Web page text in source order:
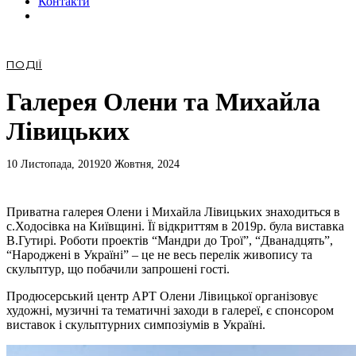
ПОДІЇ
Галерея Олени та Михайла
Лівицьких
10 Листопада, 201920 Жовтня, 2024
Приватна галерея Олени і Михайла Лівицьких знаходиться в
с.Ходосівка на Київщині. Її відкриттям в 2019р. була виставка
В.Гутирі. Роботи проектів “Мандри до Трої”, “Дванадцять”,
“Народжені в Україні” – це не весь перелік живопису та
скульптур, що побачили запрошені гості.
Продюсерський центр АРТ Олени Лівицької організовує
художні, музичні та тематичні заходи в галереї, є спонсором
виставок і скульптурних симпозіумів в Україні.